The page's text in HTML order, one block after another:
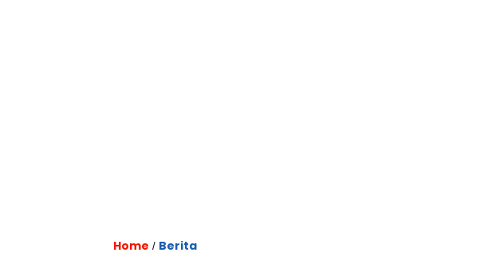
Home / Berita